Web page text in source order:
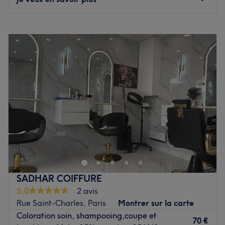
colorations et l'entretien de la barbe.
Le petit plus : la proximité des transports en commun.
Voir le salon
Mardi
10:00
19:00
Mercredi
19:00
Jeudi
19:00
Vendredi
– 19:00
Samedi
–
19:30
Dimanche
Fermé
Salon Melissa est un salon de coiffure situé dans le 15ème
arrondissement de Paris, dans le quartier Convention, à
deux pas de la station de métro du même nom.
Offrez-vous un véritable moment de beauté capillaire
dans un cadre où simplicité rime avec modernité !
Confortablement installé dans les confortables fauteuils
des bacs à shampoing, ou face aux beaux miroirs épurés
de votre salon, vous profitez de votre séance de coiffure
SADHAR COIFFURE
5,0
2 avis
Rue Saint-Charles, Paris
Montrer sur la carte
Coloration soin, shampooing,coupe et
70 €